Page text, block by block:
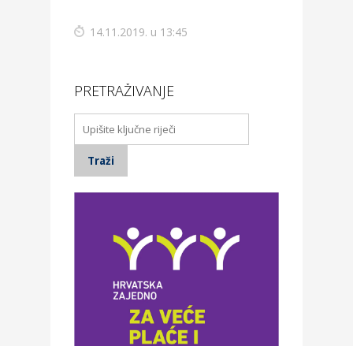
14.11.2019. u 13:45
PRETRAŽIVANJE